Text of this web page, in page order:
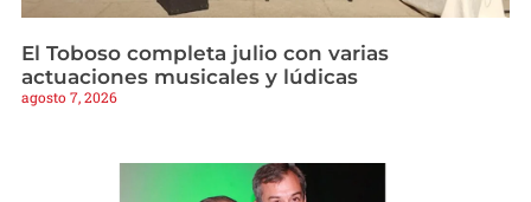
El Toboso completa julio con varias
actuaciones musicales y lúdicas
agosto 7, 2026